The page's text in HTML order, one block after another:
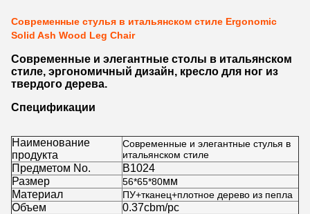
Современные стулья в итальянском стиле Ergonomic
Solid Ash Wood Leg Chair
Современные и элегантные столы в итальянском
стиле, эргономичный дизайн, кресло для ног из
твердого дерева.
Спецификации
Наименование
продукта
Современные и элегантные стулья в
итальянском стиле
Предметом No.
B1024
Размер
56*65*80мм
Материал
ПУ+тканец+плотное дерево из пепла
Объем
0.37cbm/pc